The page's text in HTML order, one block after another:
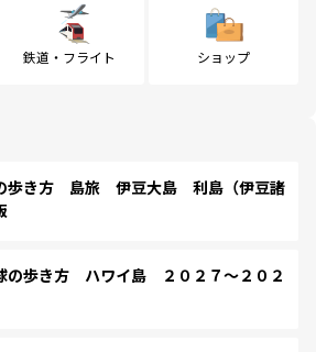
鉄道・フライト ショップ
歩き方 島旅 伊豆大島 利島（伊豆諸
の歩き方 ハワイ島 ２０２７～２０２